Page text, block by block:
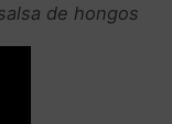
de hongos